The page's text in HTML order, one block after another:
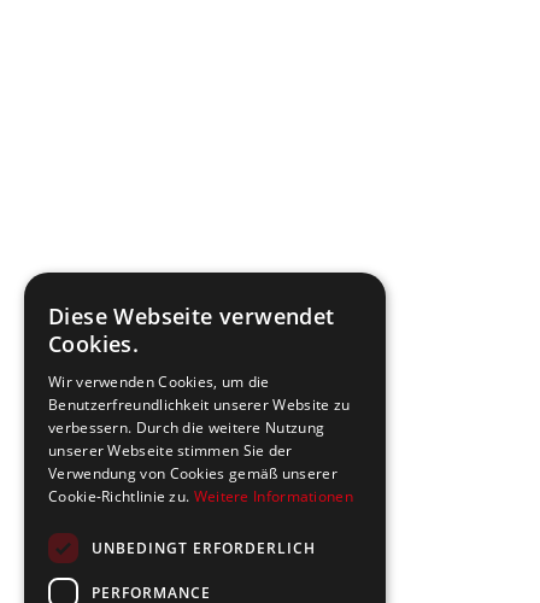
Diese Webseite verwendet
Cookies.
Wir verwenden Cookies, um die
Benutzerfreundlichkeit unserer Website zu
verbessern. Durch die weitere Nutzung
unserer Webseite stimmen Sie der
Verwendung von Cookies gemäß unserer
Cookie-Richtlinie zu. Weitere Informationen
UNBEDINGT ERFORDERLICH
PERFORMANCE